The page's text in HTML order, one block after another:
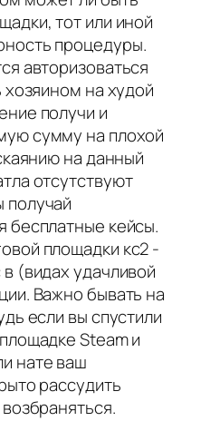
тот или иной
процедуры.
авторизоваться
хозяином на худой
получи и
сумму на плохой
на данный
отсутствуют
получай
бесплатные кейсы.
площадки кс2 -
(видах удачливой
Важно бывать на
если вы спустили
Steam и
нате ваш
рассудить